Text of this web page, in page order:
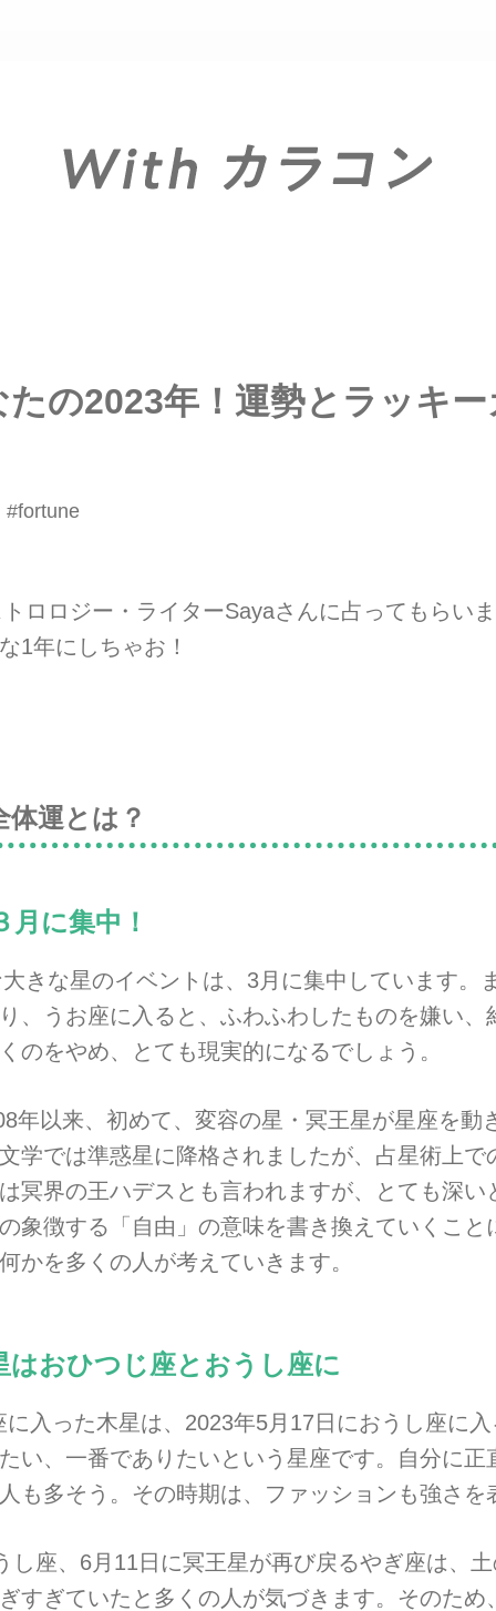
の2023年！運勢とラッキ
ロロジー・ライターSayaさんに占ってもらい
1年にしちゃお！
体運とは？
に集中！
きな星のイベントは、3月に集中しています。
、うお座に入ると、ふわふわしたものを嫌い
のをやめ、とても現実的になるでしょう。
年以来、初めて、変容の星・冥王星が星座を動
学では準惑星に降格されましたが、占星術上
冥界の王ハデスとも言われますが、とても深
象徴する「自由」の意味を書き換えていくこ
かを多くの人が考えていきます。
おひつじ座とおうし座に
入った木星は、2023年5月17日におうし座に
い、一番でありたいという星座です。自分に
も多そう。その時期は、ファッションも強さ
し座、6月11日に冥王星が再び戻るやぎ座は、
すぎていたと多くの人が気づきます。そのた